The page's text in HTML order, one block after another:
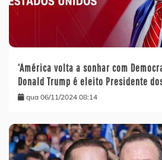
‘América volta a sonhar com
Donald Trump é eleito Presidente
qua 06/11/2024 08:14